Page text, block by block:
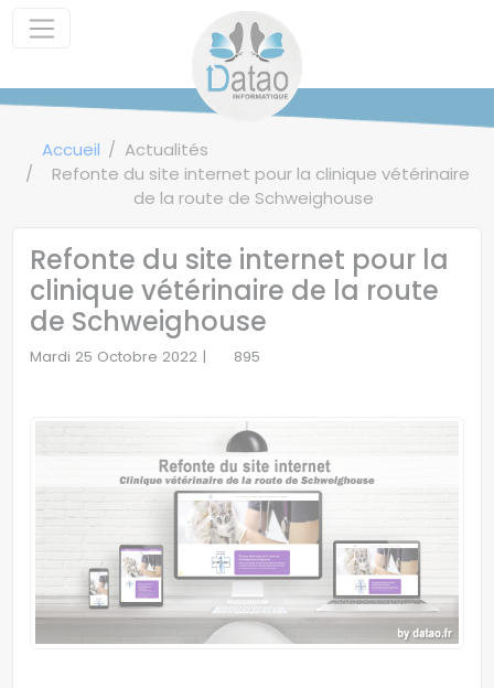
Accueil
Actualités
Refonte du site internet pour la clinique vétérinaire
de la route de Schweighouse
Refonte du site internet pour la
clinique vétérinaire de la route
de Schweighouse
Mardi 25 Octobre 2022 | 895
Panneau de gestion des cookies